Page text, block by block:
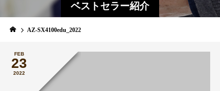
ベストセラー紹介
AZ-SX4100edu_2022
FEB
23
2022